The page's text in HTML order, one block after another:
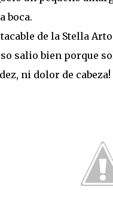
boca.
de la Stella
salio bien porque
ni dolor de cabeza!